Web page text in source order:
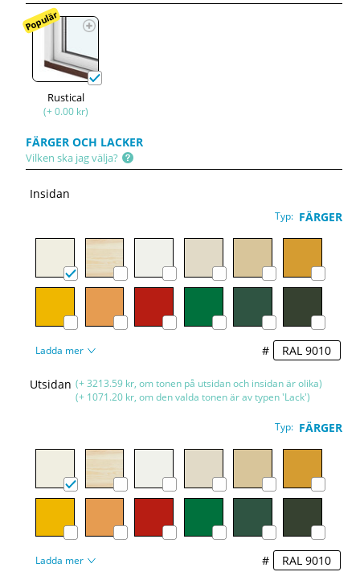
Populär
Rustical
(+ 0.00 kr)
FÄRGER OCH LACKER
Vilken ska jag välja?
Insidan
Typ: FÄRGER
Ladda mer #
Utsidan (+ 3213.59 kr, om tonen på utsidan och insidan är olika)
(+ 1071.20 kr, om den valda tonen är av typen 'Lack')
Typ: FÄRGER
Ladda mer #